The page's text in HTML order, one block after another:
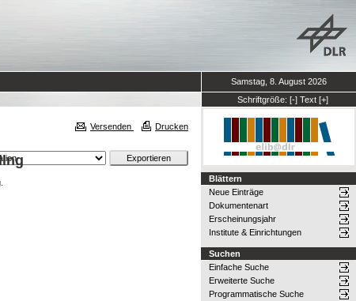
Samstag, 8. August 2026
Schriftgröße: [-] Text [+]
Versenden Drucken
Blättern
Neue Einträge
Dokumentenart
Erscheinungsjahr
Institute & Einrichtungen
Suchen
Einfache Suche
Erweiterte Suche
Programmatische Suche